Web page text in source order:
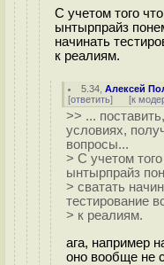
С учетом того
ынтырпрайз
начинать
к реалиям.
5.34 ,Алексей
[ответить] [к
>> ...
условиях,
вопросы...
> С учетом
ынтырпрайз
> сватать
тестирование
> к реалиям.
ага, например
оно вообще не